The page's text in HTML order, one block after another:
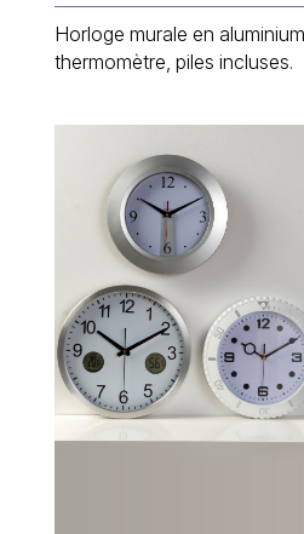
Horloge murale en
thermomètre, piles incluses.